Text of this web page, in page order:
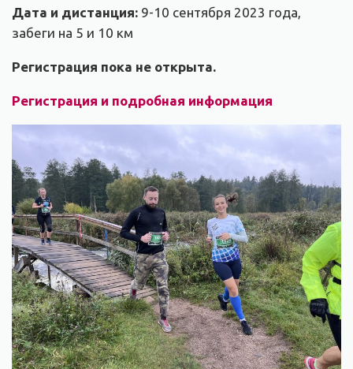
Дата и дистанция: 9-10 сентября 2023 года,
забеги на 5 и 10 км
Регистрация пока не открыта.
Регистрация и подробная информация